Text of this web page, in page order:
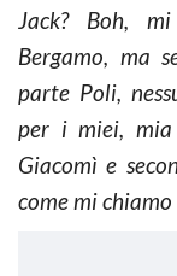
Jack? Boh,
Bergamo, ma
parte Poli,
per i miei, mia
Giacomì e
come mi chiamo